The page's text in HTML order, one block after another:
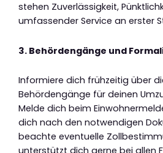
stehen Zuverlässigkeit,
umfassender Service an erster
3. Behördengänge und
Informiere dich frühzeitig über
Behördengänge für deinen
Melde dich beim
dich nach den notwendigen
beachte eventuelle